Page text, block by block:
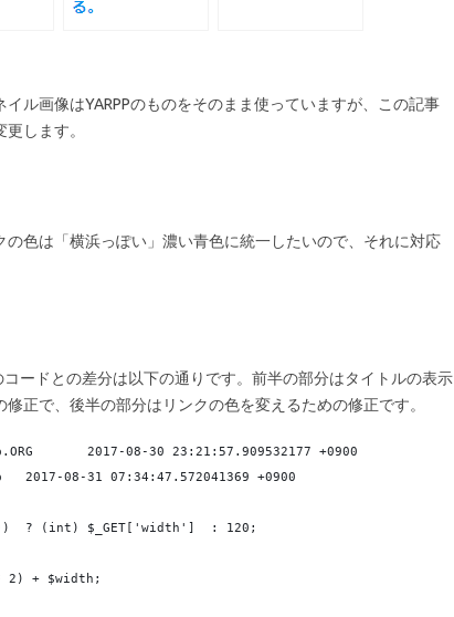
ル画像はYARPPのものをそのまま使っていますが、この記事
します。
色は「横浜っぽい」濃い青色に統一したいので、それに対応
ードとの差分は以下の通りです。前半の部分はタイトルの表示
正で、後半の部分はリンクの色を変えるための修正です。
--- styles_thumbnails.css.php.ORG	2017-08-30 23:21:57.909532177 +0900
+++ styles_thumbnails.css.php	2017-08-31 07:34:47.572041369 +0900
? (int) $_GET['width']  : 120;
2) + $width;